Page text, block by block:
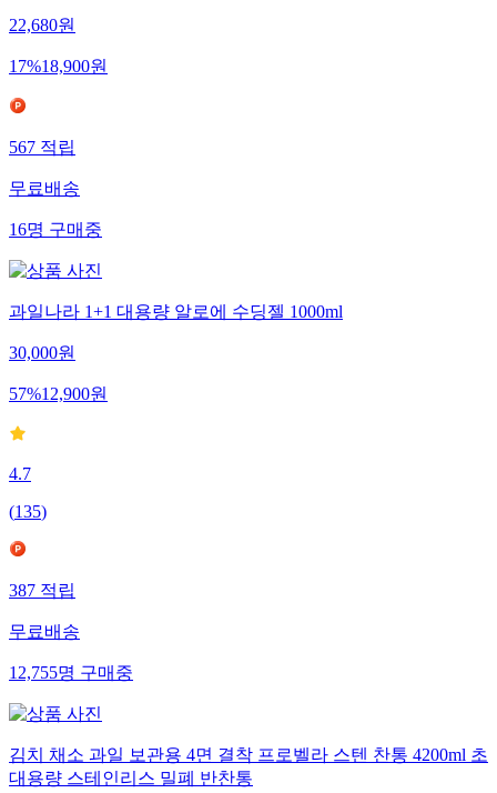
22,680원
17%18,900원
567적립
무료배송
16명구매중
과일나라 1+1 대용량 알로에 수딩젤 1000ml
30,000원
57%12,900원
4.7
(135)
387적립
무료배송
12,755명구매중
김치 채소 과일 보관용 4면 결착 프로벨라 스텐 찬통 4200ml 초
대용량 스테인리스 밀폐 반찬통